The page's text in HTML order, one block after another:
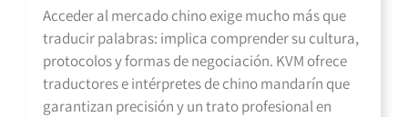
Acceder al mercado chino exige mucho más que
traducir palabras: implica comprender su cultura,
protocolos y formas de negociación. KVM ofrece
traductores e intérpretes de chino mandarín que
garantizan precisión y un trato profesional en